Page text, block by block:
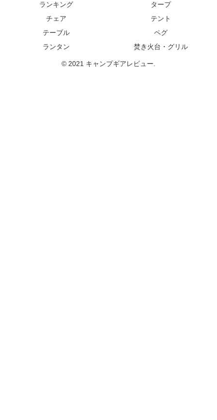
ランキング
タープ
チェア
テント
テーブル
ペグ
ランタン
焚き火台・グリル
© 2021 キャンプギアレビュー.